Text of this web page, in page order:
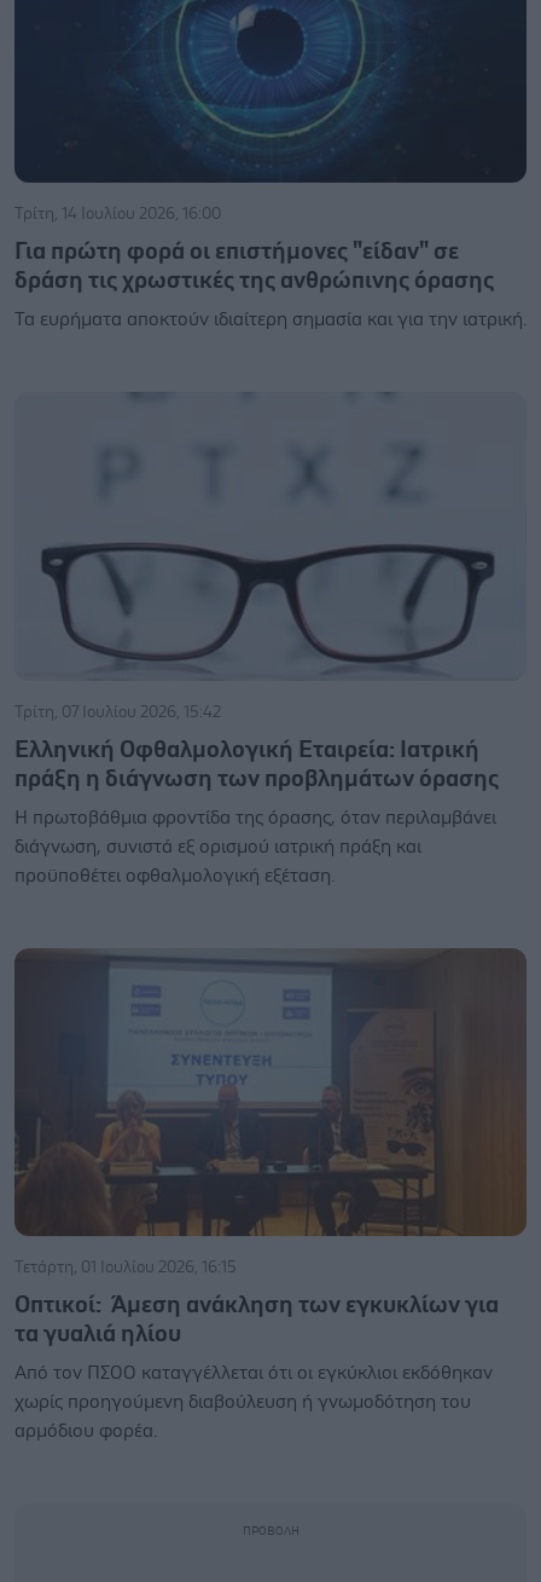
Τρίτη, 14 Ιουλίου 2026, 16:00
Για πρώτη φορά οι επιστήμονες "είδαν" σε
δράση τις χρωστικές της ανθρώπινης όρασης
Τα ευρήματα αποκτούν ιδιαίτερη σημασία και για την ιατρική.
Τρίτη, 07 Ιουλίου 2026, 15:42
Ελληνική Οφθαλμολογική Εταιρεία: Ιατρική
πράξη η διάγνωση των προβλημάτων όρασης
H πρωτοβάθμια φροντίδα της όρασης, όταν περιλαμβάνει
διάγνωση, συνιστά εξ ορισμού ιατρική πράξη και
προϋποθέτει οφθαλμολογική εξέταση.
Τετάρτη, 01 Ιουλίου 2026, 16:15
Οπτικοί: Άμεση ανάκληση των εγκυκλίων για
τα γυαλιά ηλίου
Από τον ΠΣΟΟ καταγγέλλεται ότι οι εγκύκλιοι εκδόθηκαν
χωρίς προηγούμενη διαβούλευση ή γνωμοδότηση του
αρμόδιου φορέα.